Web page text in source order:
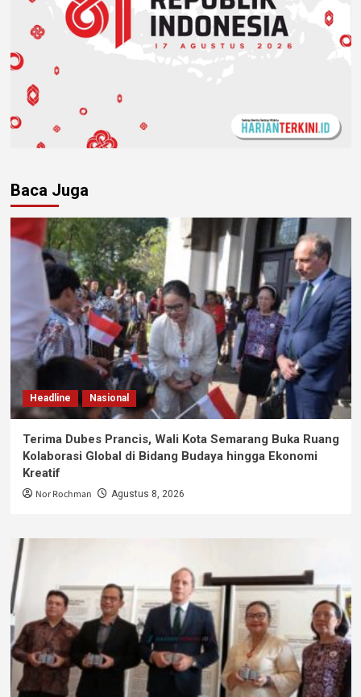
Baca Juga
Headline Nasional
Terima Dubes Prancis, Wali Kota Semarang Buka Ruang
Kolaborasi Global di Bidang Budaya hingga Ekonomi
Kreatif
Nor Rochman Agustus 8, 2026